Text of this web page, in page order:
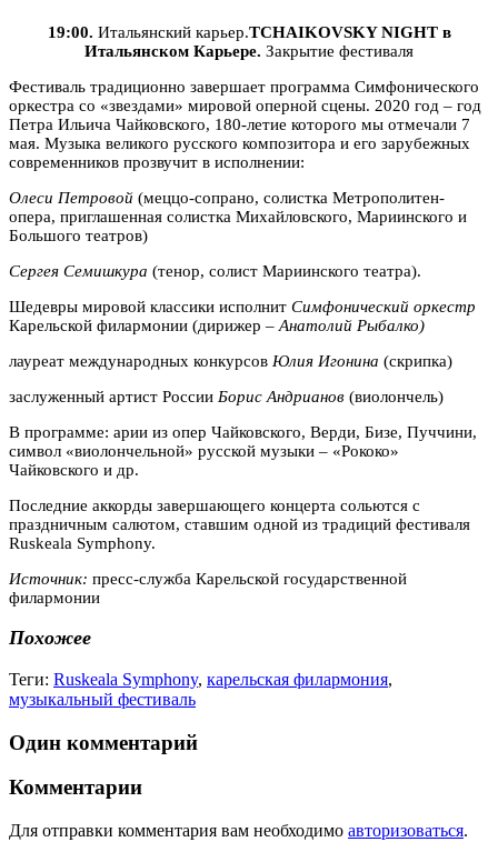
19:00. Итальянский карьер.TCHAIKOVSKY NIGHT в
Итальянском Карьере. Закрытие фестиваля
Фестиваль традиционно завершает программа Симфонического
оркестра со «звездами» мировой оперной сцены. 2020 год – год
Петра Ильича Чайковского, 180-летие которого мы отмечали 7
мая. Музыка великого русского композитора и его зарубежных
современников прозвучит в исполнении:
Олеси Петровой (меццо-сопрано, солистка Метрополитен-
опера, приглашенная солистка Михайловского, Мариинского и
Большого театров)
Сергея Семишкура (тенор, солист Мариинского театра).
Шедевры мировой классики исполнит Симфонический оркестр
Карельской филармонии (дирижер – Анатолий Рыбалко)
лауреат международных конкурсов Юлия Игонина (скрипка)
заслуженный артист России Борис Андрианов (виолончель)
В программе: арии из опер Чайковского, Верди, Бизе, Пуччини,
символ «виолончельной» русской музыки – «Рококо»
Чайковского и др.
Последние аккорды завершающего концерта сольются с
праздничным салютом, ставшим одной из традиций фестиваля
Ruskeala Symphony.
Источник: пресс-служба Карельской государственной
филармонии
Похожее
Теги: Ruskeala Symphony, карельская филармония,
музыкальный фестиваль
Один комментарий
Комментарии
Для отправки комментария вам необходимо авторизоваться.